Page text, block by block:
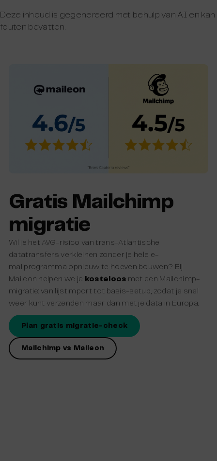
Deze inhoud is gegenereerd met behulp van AI en kan
fouten bevatten.
Gratis Mailchimp
migratie
Wil je het AVG-risico van trans-Atlantische
datatransfers verkleinen zonder je hele e-
mailprogramma opnieuw te hoeven bouwen? Bij
Maileon helpen we je kosteloos met een Mailchimp-
migratie: van lijstimport tot basis-setup, zodat je snel
weer kunt verzenden maar dan met je data in Europa.
Plan gratis migratie-check
Mailchimp vs Maileon